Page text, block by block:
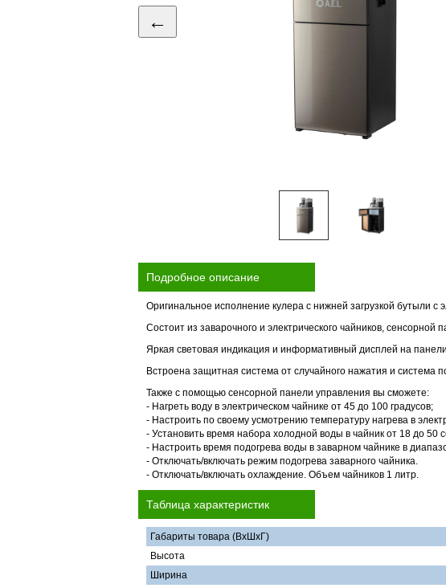
←
Подробное описание
Оригинальное исполнение кулера с нижней загрузкой бутыли
Состоит из заварочного и электрического чайников,
Яркая световая индикация и информативный дисплей на
Встроена защитная система от случайного нажатия и система
Также с помощью сенсорной панели управления вы сможете:
- Нагреть воду в электрическом чайнике от 45 до 100 градусов;
- Настроить по своему усмотрению температуру нагрева в
- Установить время набора холодной воды в чайник от 18 до 50
- Настроить время подогрева воды в заварном чайнике в
- Отключать/включать режим подогрева заварного чайника.
- Отключать/включать охлаждение. Объем чайников 1 литр.
Таблица характеристик
Габариты товара (ВхШхГ)
Высота
Ширина